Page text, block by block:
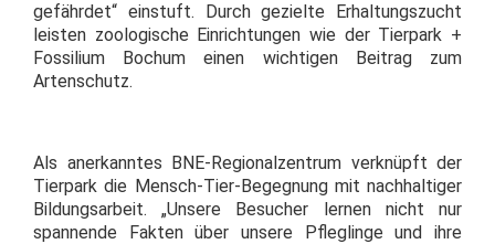
gefährdet“ einstuft. Durch gezielte Erhaltungszucht
leisten zoologische Einrichtungen wie der Tierpark +
Fossilium Bochum einen wichtigen Beitrag zum
Artenschutz.
Als anerkanntes BNE-Regionalzentrum verknüpft der
Tierpark die Mensch-Tier-Begegnung mit nachhaltiger
Bildungsarbeit. „Unsere Besucher lernen nicht nur
spannende Fakten über unsere Pfleglinge und ihre